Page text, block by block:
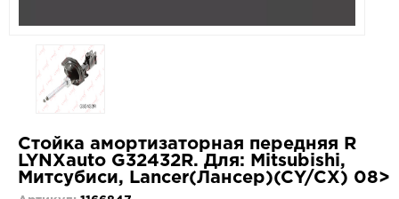
Стойка амортизаторная передняя R
LYNXauto G32432R. Для: Mitsubishi,
Митсубиси, Lancer(Лансер)(CY/CX) 08>